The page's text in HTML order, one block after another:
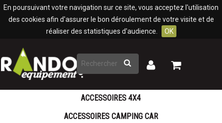
En poursuivant votre navigation sur ce site, vous acceptez l'utilisation
des cookies afin d'assurer le bon déroulement de votre visite et de
réaliser des statistiques d'audience.
OK
Rechercher
Mon
Mon
ACCESSOIRES 4X4
ACCESSOIRES CAMPING CAR
Panneau de gestion des cookies